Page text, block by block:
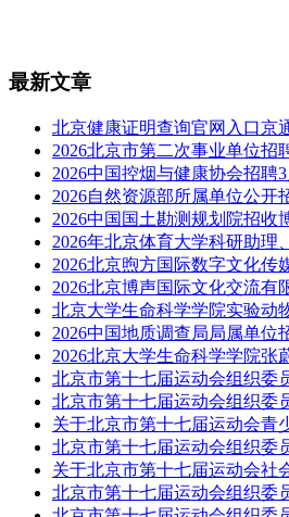
最新文章
北京健康证明查询官网入口京
2026北京市第二次事业单位招
2026中国控烟与健康协会招聘
2026自然资源部所属单位公
2026中国国土勘测规划院招收
2026年北京体育大学科研助理
2026北京煦方国际数字文化传
2026北京博声国际文化交流有
北京大学生命科学学院实验动
2026中国地质调查局局属单位
2026北京大学生命科学学院张
北京市第十七届运动会组织委
北京市第十七届运动会组织委
关于北京市第十七届运动会青
北京市第十七届运动会组织委
关于北京市第十七届运动会社
北京市第十七届运动会组织委